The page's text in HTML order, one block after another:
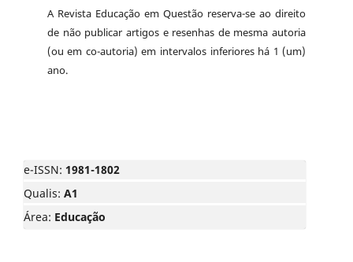
A Revista Educação em Questão reserva-se ao direito
de não publicar artigos e resenhas de mesma autoria
(ou em co-autoria) em intervalos inferiores há 1 (um)
ano.
e-ISSN: 1981-1802
Qualis: A1
Área: Educação